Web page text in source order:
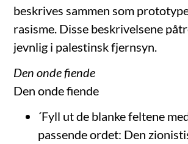
beskrives sammen som
rasisme. Disse beskrivelsene
jevnlig i palestinsk fjernsyn.
Den onde fiende
Den onde fiende
´Fyll ut de blanke feltene
passende ordet: Den